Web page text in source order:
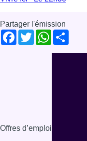
Partager l'émission
Facebook
TwitterWhatsApp
Offres d’emploi